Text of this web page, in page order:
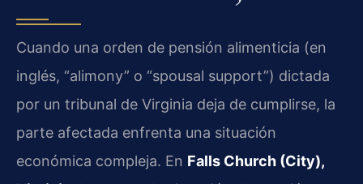
Cuando una orden de pensión alimenticia (en
inglés, “alimony” o “spousal support”) dictada
por un tribunal de Virginia deja de cumplirse, la
parte afectada enfrenta una situación
económica compleja. En Falls Church (City),